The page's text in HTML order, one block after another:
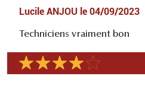
Lucile ANJOU le 04/09/2023
Techniciens vraiment bon